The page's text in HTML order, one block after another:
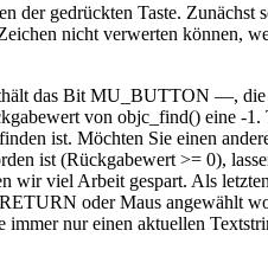
gedrückten Taste. Zunächst
nicht verwerten können,
das Bit MU_BUTTON —,
von objc_find() eine -
ist. Möchten Sie einen
ist (Rückgabewert >= 0),
viel Arbeit gespart. Als
oder Maus angewählt
nur einen aktuellen